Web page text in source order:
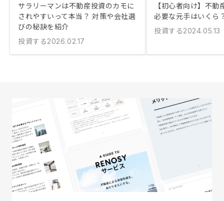
サラリーマンは不動産投資のカモに
されやすいって本当？ 対策や会社選
びの秘訣を紹介
投資する2026.02.17
【初心者向け】不
必要な元手はいくら
投資する2024.05.13